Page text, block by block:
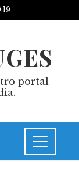
portal